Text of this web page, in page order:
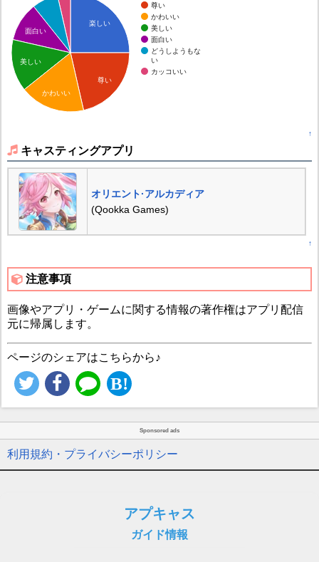
尊い
かわいい
美しい
面白い
どうしようもな
い
カッコいい
楽しい
尊い
面白い
美しい
かわいい
↑
キャスティングアプリ
オリエント·アルカディア
(Qookka Games)
↑
注意事項
画像やアプリ・ゲームに関する情報の著作権はアプリ配信
元に帰属します。
ページのシェアはこちらから♪
Sponsored ads
利用規約・プライバシーポリシー
アプキャス
ガイド情報